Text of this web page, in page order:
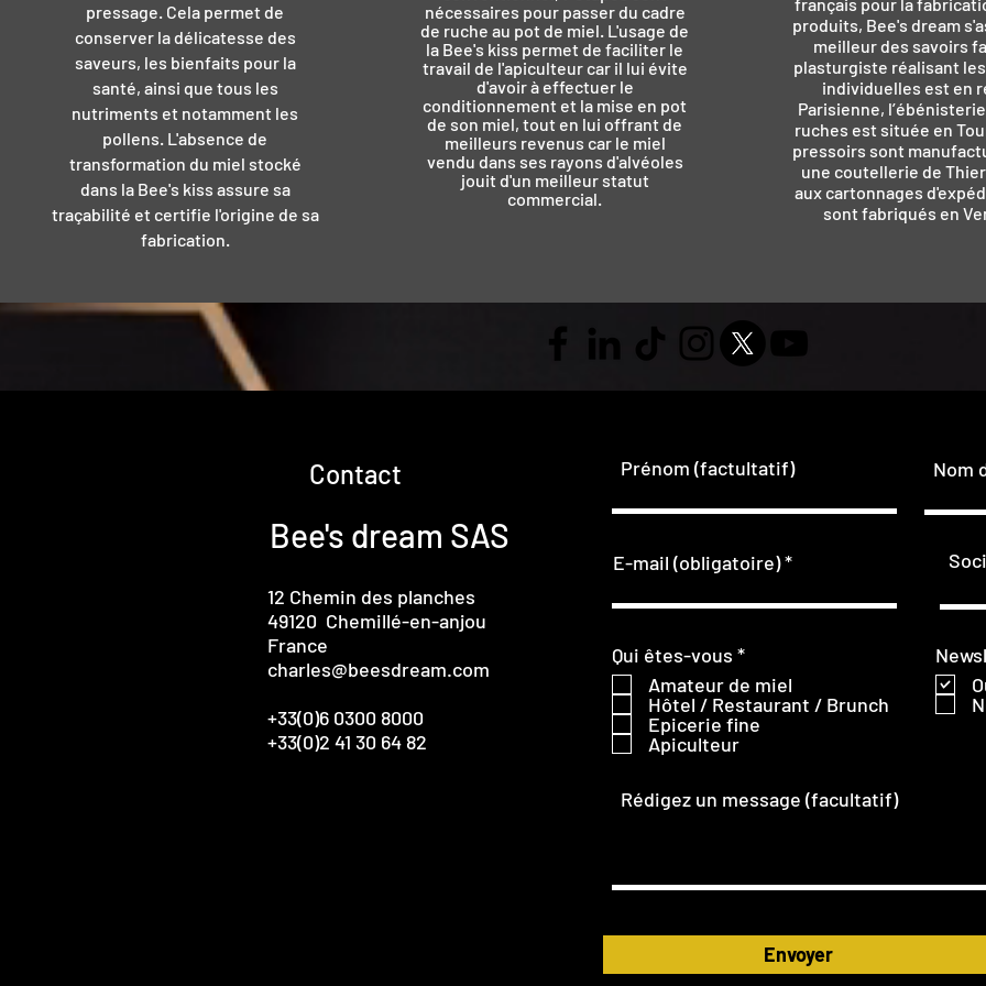
pressage. Cela permet de
conserver la délicatesse des
saveurs, les bienfaits pour la
santé, ainsi que tous les
nutriments et notamment les
pollens. L'absence de
transformation du miel stocké
dans la Bee's kiss assure sa
traçabilité et certifie l'origine de sa
fabrication.
nécessaires pour passer du cadre
de ruche au pot de miel. L'usage de
la Bee's kiss permet de faciliter le
travail de l'apiculteur car il lui évite
d'avoir à effectuer le
conditionnement et la mise en pot
de son miel, tout en lui offrant de
meilleurs revenus car le miel
vendu dans ses rayons d'alvéoles
jouit d'un meilleur statut
commercial.
produits, Bee's dream
meilleur des savoirs
plasturgiste réalisant
individuelles est en
Parisienne,
ruches est située en
pressoirs sont
une coutellerie de
aux cartonnages
sont fabriqués en
Bee's dream SAS
12 Chemin des planches
49120 Chemillé-en-anjou
France
charles@beesdream.com
+33(0)6 0300 8000
+33(0)2 41 30 64 82
Prénom (factultatif) Nom
E-mail (obligatoire)
Qui êtes-vous *O
l
i
g
o
i
Amateur de miel
Hôtel / Restaurant / Brunch
Epicerie fine
Apiculteur
Rédigez un message (facultatif)
Envoyer
Contact